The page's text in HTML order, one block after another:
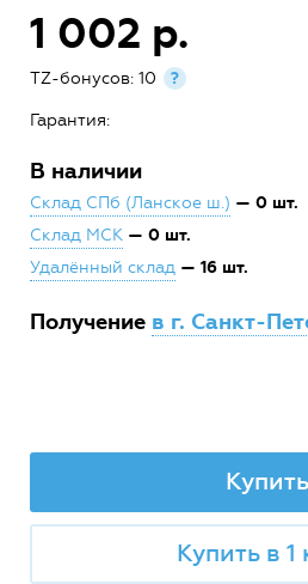
1 002 р.
TZ-бонусов: 10 ?
Гарантия:
В наличии
Склад СПб (Ланское ш.) — 0 шт.
Склад МСК — 0 шт.
Удалённый склад — 16 шт.
Получение в г. Санкт-
Купить
Купить в 1